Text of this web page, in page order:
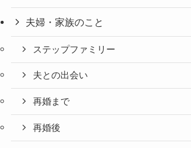
夫婦・家族のこと
ステップファミリー
夫との出会い
再婚まで
再婚後